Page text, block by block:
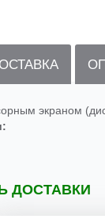
экраном
ДОСТАВКИ